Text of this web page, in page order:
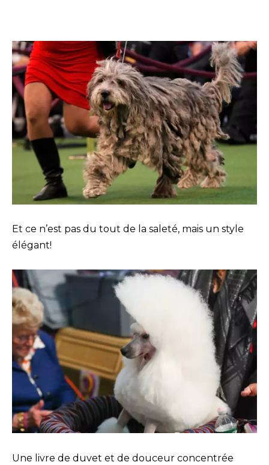
Et ce n’est pas du tout de la saleté, mais un style
élégant!
Une livre de duvet et de douceur concentrée